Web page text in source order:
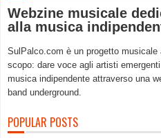
Webzine musicale
alla musica
SulPalco.com è un progetto
scopo: dare voce agli artisti
musica indipendente attraverso una
band underground.
POPULAR POSTS